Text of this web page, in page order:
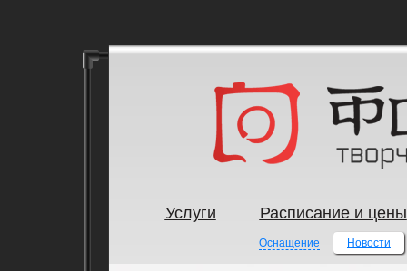
Услуги Расписание и цены
Оснащение Новости